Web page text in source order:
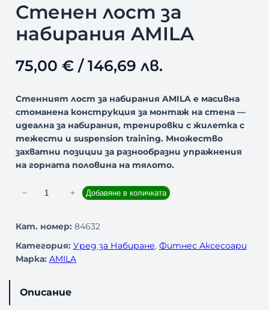
Стенен лост за
набирания AMILA
75,00 €/ 146,69 лв.
Стенният лост за набирания AMILA е масивна
стоманена конструкция за монтаж на стена —
идеална за набирания, тренировки с жилетка с
тежести и suspension training. Множество
захватни позиции за разнообразни упражнения
на горната половина на тялото.
ч
е
т
− + Добавяне в количката
Кат. номер: 84632
Категория: Уред за Набиране, Фитнес Аксесоари
Марка: AMILA
Описание